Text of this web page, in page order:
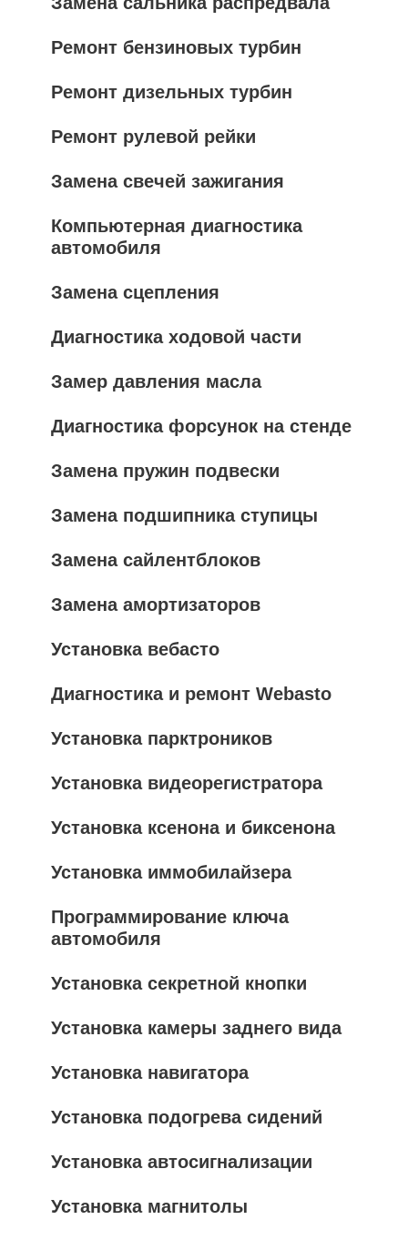
Ремонт бензиновых турбин
Ремонт дизельных турбин
Ремонт рулевой рейки
Замена свечей зажигания
Компьютерная диагностика
автомобиля
Замена сцепления
Диагностика ходовой части
Замер давления масла
Диагностика форсунок на стенде
Замена пружин подвески
Замена подшипника ступицы
Замена сайлентблоков
Замена амортизаторов
Установка вебасто
Диагностика и ремонт Webasto
Установка парктроников
Установка видеорегистратора
Установка ксенона и биксенона
Установка иммобилайзера
Программирование ключа
автомобиля
Установка секретной кнопки
Установка камеры заднего вида
Установка навигатора
Установка подогрева сидений
Установка автосигнализации
Установка магнитолы